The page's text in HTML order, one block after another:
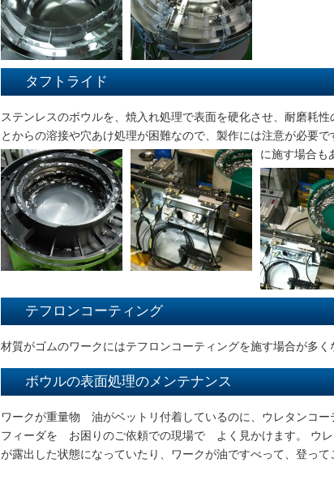
タフトライド
ステンレスのボウルを、焼入れ処理で表面を硬化させ、耐磨耗
とからの溶接や穴あけ処理が困難なので、製作には注意が必要
に施す場合も
テフロンコーティング
材質がゴムのワークにはテフロンコーティングを施す場合が多く
ボウルの表面処理のメンテナンス
ワークが重量物 油がベットリ付着しているのに、ウレタンコー
フィーダを お困りのご依頼での現場で よく見かけます。 ウレ
が露出した状態になっていたり、ワークが油ですべって、登って